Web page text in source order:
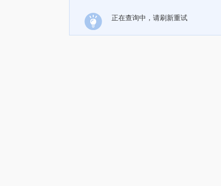
正在查询中，请刷新重试